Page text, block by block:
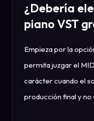
¿Debería
piano VST
Empieza por la
permita juzgar el
carácter cuando el
producción final y